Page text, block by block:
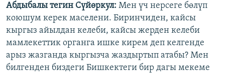
Абдыбалы тегин Сүйөркул: Мен үч нерсеге бөлүп
коюшум керек маселени. Биринчиден, кайсы
кыргыз айылдан келеби, кайсы жерден келеби
мамлекеттик органга ишке кирем деп келгенде
арыз жазганда кыргызча жаздыртып атабы? Мен
билгенден биздеги Бишкектеги бир дагы мекеме